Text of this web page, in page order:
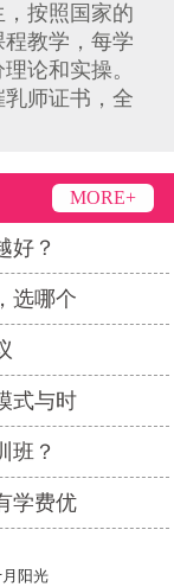
按照国家的
教学，每学
论和实操。
师证书，全
MORE+
好？
选哪个
式与时
班？
学费优
阳光